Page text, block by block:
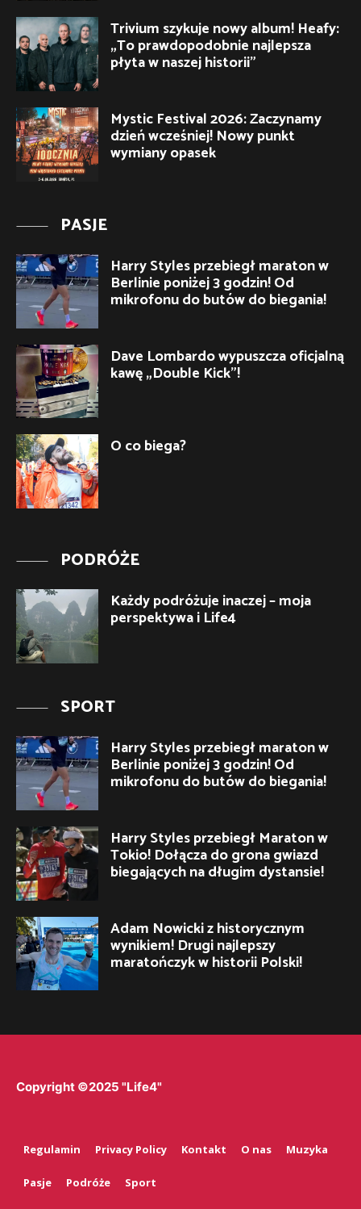
Trivium szykuje nowy album! Heafy:
„To prawdopodobnie najlepsza
płyta w naszej historii”
Mystic Festival 2026: Zaczynamy
dzień wcześniej! Nowy punkt
wymiany opasek
PASJE
Harry Styles przebiegł maraton w
Berlinie poniżej 3 godzin! Od
mikrofonu do butów do biegania!
Dave Lombardo wypuszcza oficjalną
kawę „Double Kick”!
O co biega?
PODRÓŻE
Każdy podróżuje inaczej – moja
perspektywa i Life4
SPORT
Harry Styles przebiegł maraton w
Berlinie poniżej 3 godzin! Od
mikrofonu do butów do biegania!
Harry Styles przebiegł Maraton w
Tokio! Dołącza do grona gwiazd
biegających na długim dystansie!
Adam Nowicki z historycznym
wynikiem! Drugi najlepszy
maratończyk w historii Polski!
Copyright ©2025 "Life4"
Regulamin Privacy Policy Kontakt O nas Muzyka
Pasje Podróże Sport